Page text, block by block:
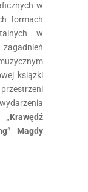
w
formach
w
książki
„Krawędź
Magdy